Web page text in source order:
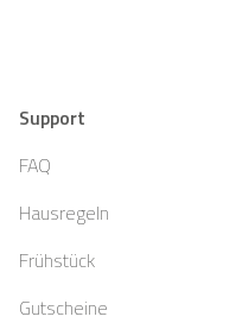
Support
FAQ
Hausregeln
Frühstück
Gutscheine